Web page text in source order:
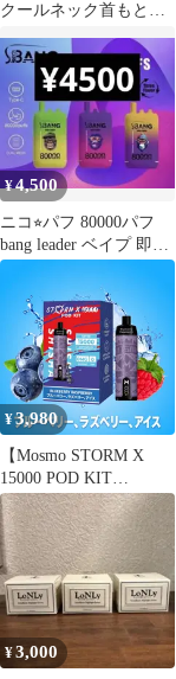
クールネック首もとひ
スヌーピー
¥4,500
ニコ⭐︎パフ 80000パフ
bang leader ベイプ 即日
発送 大人気
¥3,980
【Mosmo STORM X
15000 POD KIT
Blueberry Raspberryブル
ーベリー、ラズベリ
ー、アイス 】
¥3,000